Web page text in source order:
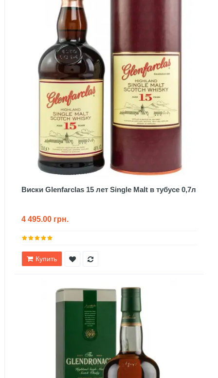
Виски Glenfarclas 15 лет Single Malt в тубусе 0,7л
4 495.00 грн.
Купить